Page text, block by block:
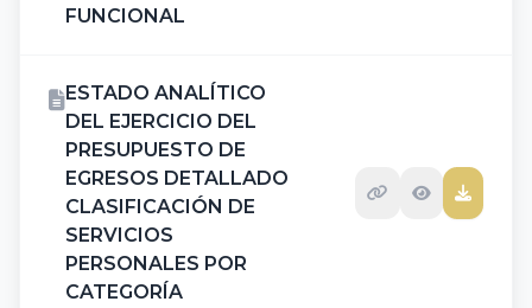
FUNCIONAL
ESTADO ANALÍTICO
DEL EJERCICIO DEL
PRESUPUESTO DE
EGRESOS DETALLADO
CLASIFICACIÓN DE
SERVICIOS
PERSONALES POR
CATEGORÍA